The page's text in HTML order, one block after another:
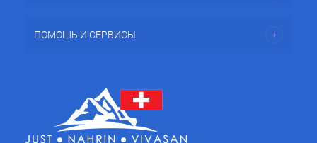
ПОМОЩЬ И СЕРВИСЫ